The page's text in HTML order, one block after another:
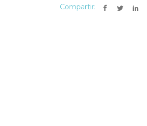
Compartir: